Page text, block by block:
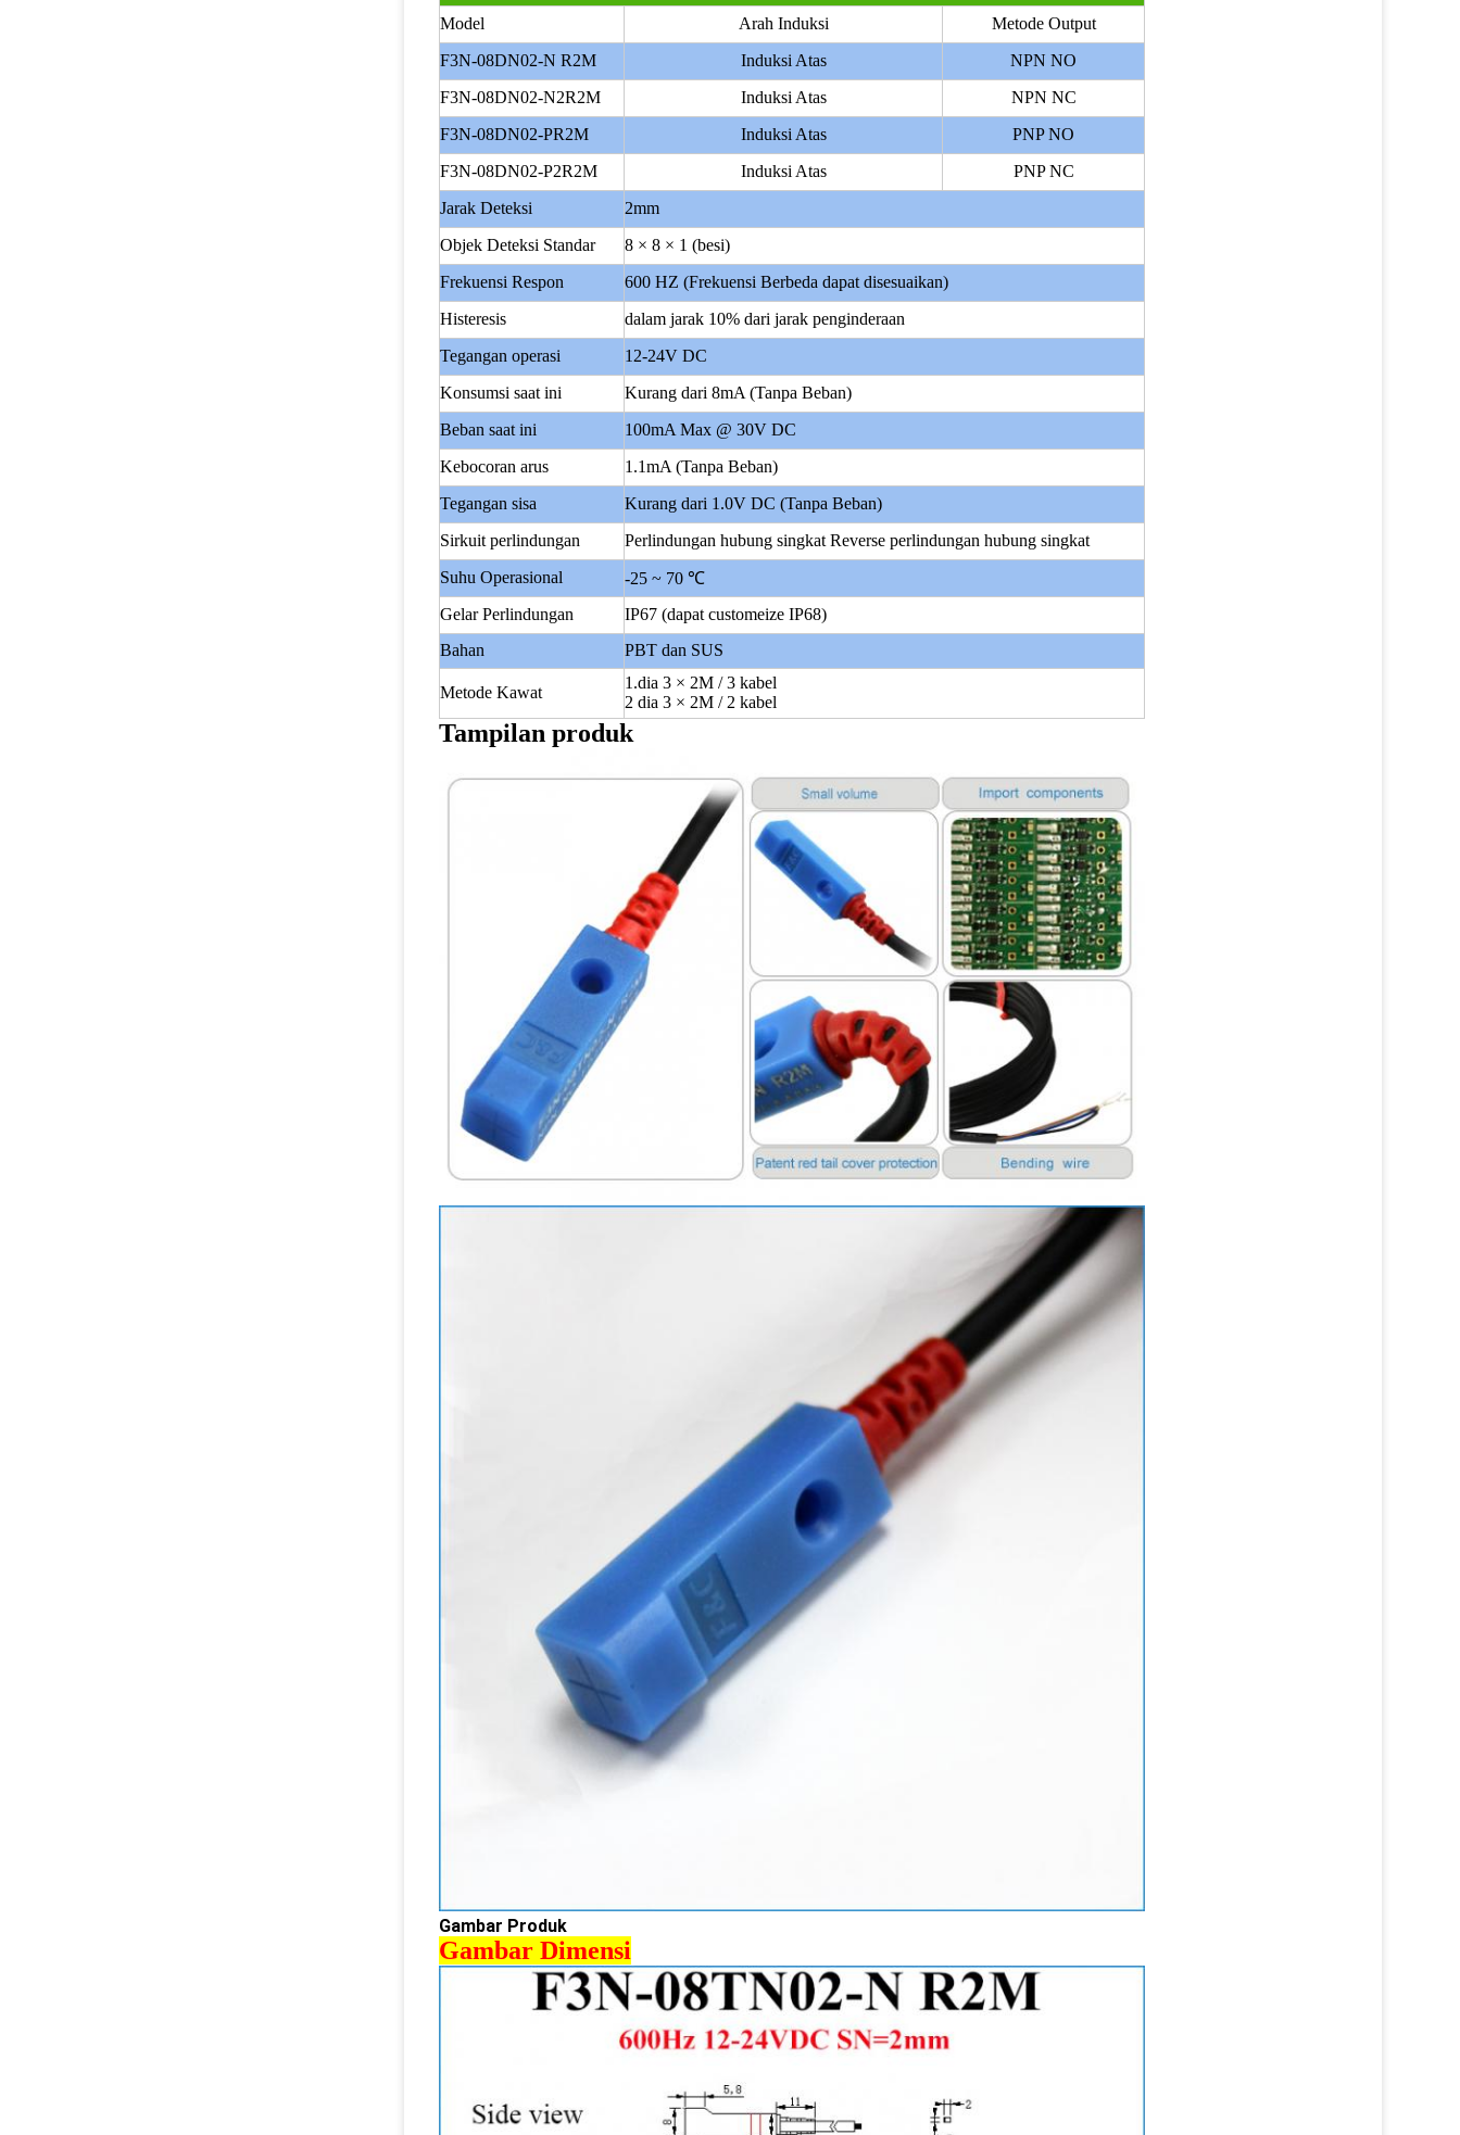
Model Arah Induksi
Metode Output
F3N-08DN02-N R2M
Induksi Atas
NPN NO
F3N-08DN02-N2R2M
Induksi Atas
NPN NC
F3N-08DN02-PR2M
Induksi Atas
PNP NO
F3N-08DN02-P2R2M
Induksi Atas
PNP NC
Jarak Deteksi
2mm
Objek Deteksi Standar
8 × 8 × 1 (besi)
Frekuensi Respon
600 HZ (Frekuensi Berbeda dapat disesuaikan)
Histeresis
dalam jarak 10% dari jarak penginderaan
Tegangan operasi
12-24V DC
Konsumsi saat ini
Kurang dari 8mA (Tanpa Beban)
Beban saat ini
100mA Max @ 30V DC
Kebocoran arus
1.1mA (Tanpa Beban)
Tegangan sisa
Kurang dari 1.0V DC (Tanpa Beban)
Sirkuit perlindungan
Perlindungan hubung singkat Reverse perlindungan hubung singkat
Suhu Operasional
-25 ~ 70 ℃
Gelar Perlindungan
IP67 (dapat customeize IP68)
Bahan
PBT dan SUS
Metode Kawat
1.dia 3 × 2M / 3 kabel
2 dia 3 × 2M / 2 kabel
Tampilan produk
Gambar Produk
Gambar Dimensi